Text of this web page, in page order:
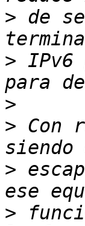
> de
> IPv6
>
> Con
>
>